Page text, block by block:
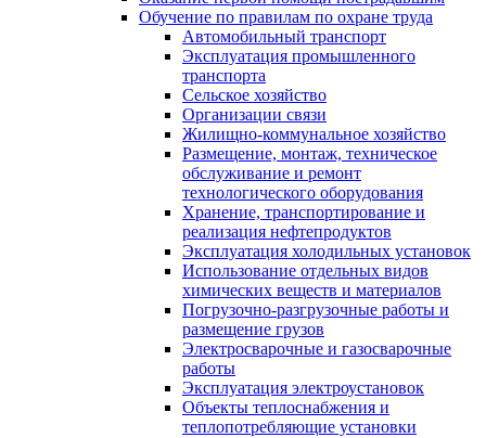
Обучение по правилам по охране труда
Автомобильный транспорт
Эксплуатация промышленного
транспорта
Сельское хозяйство
Организации связи
Жилищно-коммунальное хозяйство
Размещение, монтаж, техническое
обслуживание и ремонт
технологического оборудования
Хранение, транспортирование и
реализация нефтепродуктов
Эксплуатация холодильных установок
Использование отдельных видов
химических веществ и материалов
Погрузочно-разгрузочные работы и
размещение грузов
Электросварочные и газосварочные
работы
Эксплуатация электроустановок
Объекты теплоснабжения и
теплопотребляющие установки